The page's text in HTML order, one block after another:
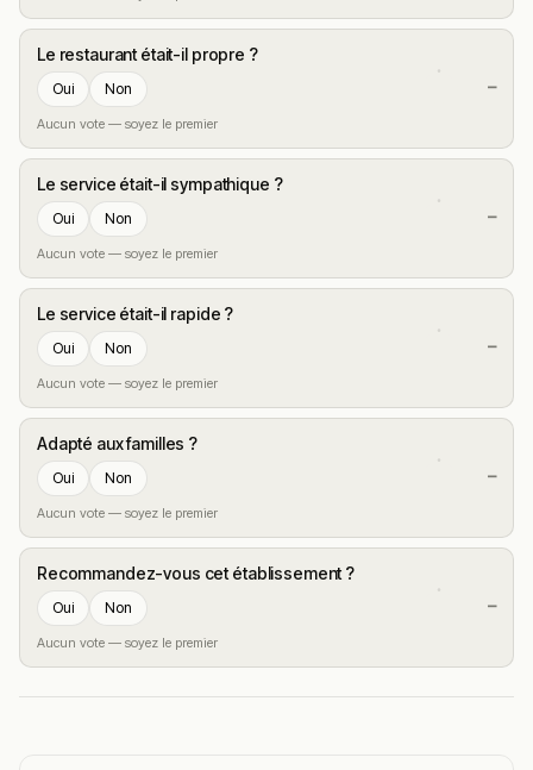
Le restaurant était-il propre ?
Oui Non
Aucun vote — soyez le premier
—
Le service était-il sympathique ?
Oui Non
Aucun vote — soyez le premier
—
Le service était-il rapide ?
Oui Non
Aucun vote — soyez le premier
—
Adapté aux familles ?
Oui Non
Aucun vote — soyez le premier
—
Recommandez-vous cet établissement ?
Oui Non
Aucun vote — soyez le premier
—